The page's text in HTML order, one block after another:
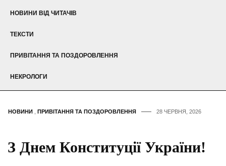
НОВИНИ ВІД ЧИТАЧІВ
ТЕКСТИ
ПРИВІТАННЯ ТА ПОЗДОРОВЛЕННЯ
НЕКРОЛОГИ
НОВИНИ ПРИВІТАННЯ ТА ПОЗДОРОВЛЕННЯ 28 ЧЕРВНЯ, 2026
З Днем Конституції України!